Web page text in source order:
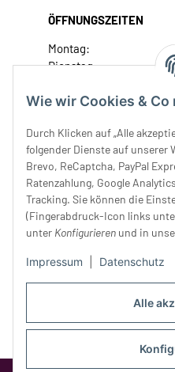
Alle
Wie wir Cookies & Co
Durch Klicken auf „Alle
folgender Dienste auf unserer
Brevo, ReCaptcha, PayPal
Ratenzahlung, Google
Tracking. Sie können die
(Fingerabdruck-Icon links
unter Konfigurieren und in
Impressum Datenschutz
ÖFFNUNGSZEITEN
Montag:
Dienstag:
Donnerstag:
Samstag:
Unser Service
Rechtliches